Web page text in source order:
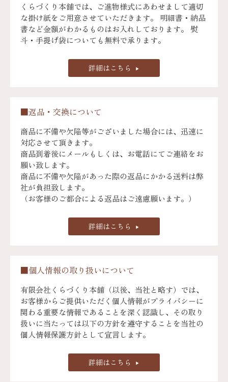
くらづくり本舗では、ご進物様式にあわせまして適切
な掛け紙をご用意させていただきます。 明細書・納品
書など金額がわかるものはお入れしております。 熨
斗・手提げ袋についても無料で承ります。
詳細はこちら
■返品・交換について
商品に不備や欠陥等がございました場合には、迅速に
対応させて頂きます。
商品到着後にメールもしくは、お電話にてご連絡をお
願い致します。
商品に不備や欠陥があった際の返品にかかる送料は弊
社が負担致します。
（お客様のご都合による返品はご遠慮願います。）
詳細はこちら
■個人情報の取り扱いについて
有限会社くらづくり本舗（以後、当社と略す）では、
お客様からご提供いただく個人情報がプライバシーに
関わる重要な情報であることを深く認識し、その取り
扱いに当たっては以下の方針を遵守することを当社の
個人情報保護方針として宣言します。
詳細はこちら